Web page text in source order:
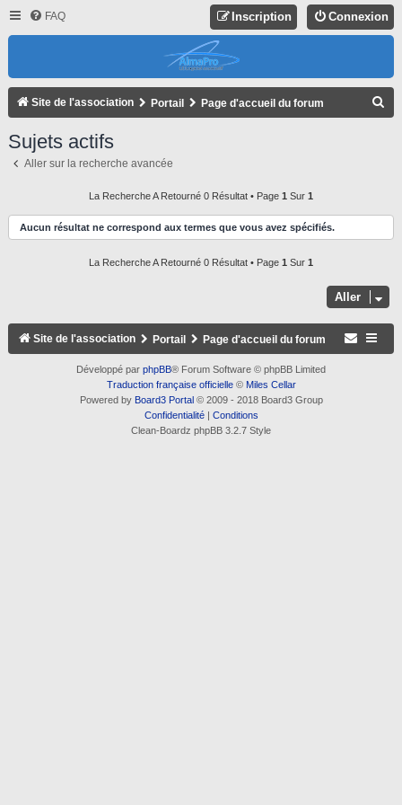
FAQ Connexion
Inscription
Site de l'association Portail Page d'accueil du forum
R
C
E
R
Sujets actifs
Aller sur la recherche avancée
La Recherche A Retourné 0 Résultat • Page 1 Sur 1
Aucun résultat ne correspond aux termes que vous avez spécifiés.
La Recherche A Retourné 0 Résultat • Page 1 Sur 1
Aller
Site de l'association Portail Page d'accueil du forum
Développé par phpBB® Forum Software © phpBB Limited
Traduction française officielle© Miles Cellar
Powered by Board3 Portal© 2009 - 2018 Board3 Group
Confidentialité| Conditions
Clean-Boardz phpBB 3.2.7 Style